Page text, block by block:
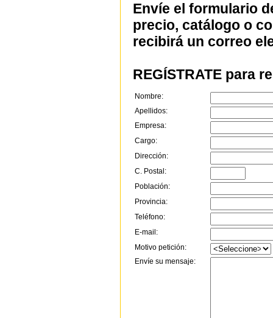
Envíe el formulario
precio, catálogo o
recibirá un correo
REGÍSTRATE para
Nombre:
Apellidos:
Empresa:
Cargo:
Dirección:
C. Postal:
Población:
Provincia:
Teléfono:
E-mail:
Motivo petición:
Envíe su mensaje: